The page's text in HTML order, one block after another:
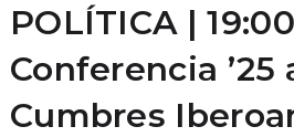
POLÍTICA |
Conferencia ’25
Cumbres